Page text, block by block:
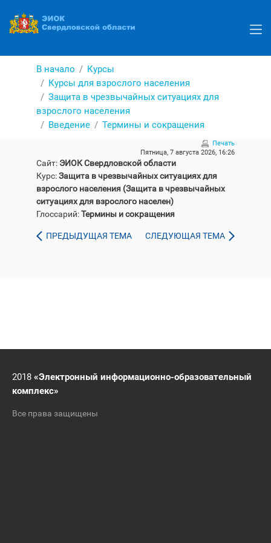
основному
В начало
Курсы
Курсы для взрослого населения
Защита в чрезвычайных ситуациях для
взрослого населения
Введение
Термины и сокращения
Печать
Пятница, 7 августа 2026, 16:26
Сайт: ЭИОК Свердловской области
Курс:Защита в чрезвычайных ситуациях для
взрослого населения (Защита в чрезвычайных
ситуациях для взрослого населен)
Глоссарий:Термины и сокращения
ПРЕДЫДУЩАЯ ТЕМА СЛЕДУЮЩАЯ ТЕМА
2018 «Электронный информационно-образовательный
комплекс»
Все права защищены